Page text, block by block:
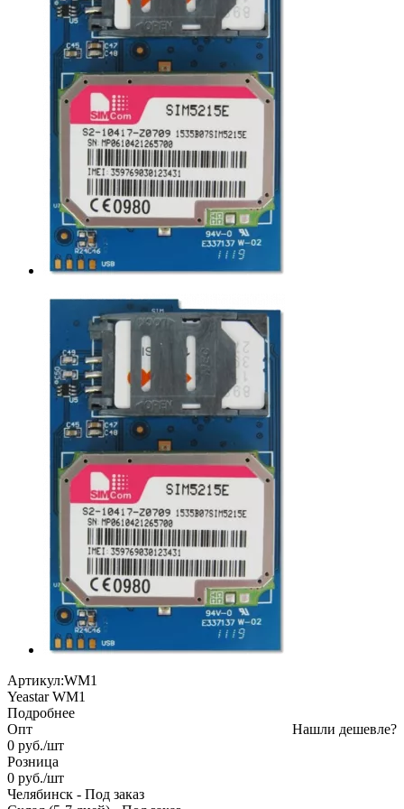
Артикул:WM1
Yeastar WM1
Подробнее
Нашли дешевле?
Опт
0 руб./шт
Розница
0 руб./шт
Челябинск - Под заказ